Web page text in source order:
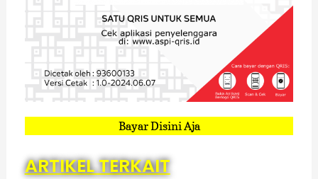
Bayar Disini Aja
ARTIKEL TERKAIT